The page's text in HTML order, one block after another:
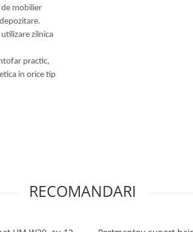
mobilier
zilnica
practic,
in orice tip
RECOMANDARI